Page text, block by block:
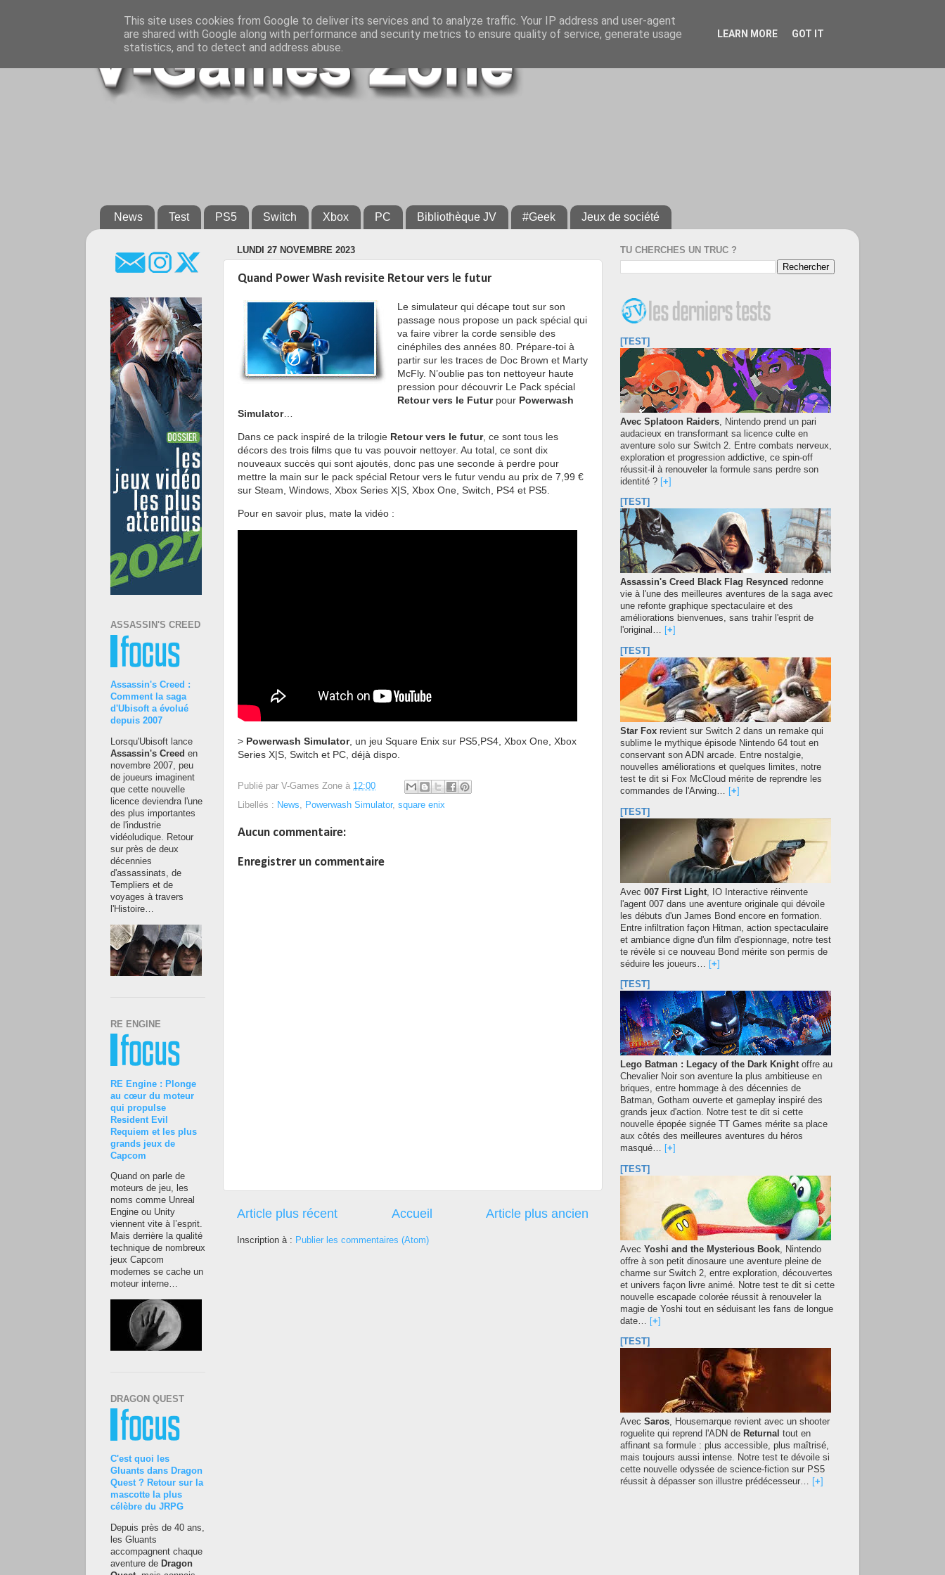
News Test PS5 Switch Xbox PC Bibliothèque JV #Geek Jeux de société
LUNDI 27 NOVEMBRE 2023
Quand Power Wash revisite Retour vers le futur
Le simulateur qui décape tout sur son
passage nous propose un pack spécial qui
va faire vibrer la corde sensible des
cinéphiles des années 80. Prépare-toi à
partir sur les traces de Doc Brown et Marty
McFly. N’oublie pas ton nettoyeur haute
pression pour découvrir Le Pack spécial
Retour vers le Futurpour Powerwash
Simulator…
Dans ce pack inspiré de la trilogie Retour vers le futur, ce sont tous les
décors des trois films que tu vas pouvoir nettoyer. Au total, ce sont dix
nouveaux succès qui sont ajoutés, donc pas une seconde à perdre pour
mettre la main sur le pack spécial Retour vers le futur vendu au prix de 7,99 €
sur Steam, Windows, Xbox Series X|S, Xbox One, Switch, PS4 et PS5.
Pour en savoir plus, mate la vidéo :
> Powerwash Simulator, un jeu Square Enix sur PS5,PS4, Xbox One, Xbox
Series X|S, Switch et PC, déjà dispo.
Publié par V-Games Zone à 12:00
Libellés : News, Powerwash Simulator, square enix
Aucun commentaire:
Enregistrer un commentaire
Article plus récent Article plus ancien
Accueil
Inscription à : Publier les commentaires (Atom)
ASSASSIN'S CREED
Assassin's Creed :
Comment la saga
d'Ubisoft a évolué
depuis 2007
Lorsqu'Ubisoft lance
Assassin's Creed en
novembre 2007, peu
de joueurs imaginent
que cette nouvelle
licence deviendra l'une
des plus importantes
de l'industrie
vidéoludique. Retour
sur près de deux
décennies
d'assassinats, de
Templiers et de
voyages à travers
l'Histoire…
RE ENGINE
RE Engine : Plonge
au cœur du moteur
qui propulse
Resident Evil
Requiem et les plus
grands jeux de
Capcom
Quand on parle de
moteurs de jeu, les
noms comme Unreal
Engine ou Unity
viennent vite à l’esprit.
Mais derrière la qualité
technique de nombreux
jeux Capcom
modernes se cache un
moteur interne…
DRAGON QUEST
C'est quoi les
Gluants dans Dragon
Quest ? Retour sur la
mascotte la plus
célèbre du JRPG
Depuis près de 40 ans,
les Gluants
accompagnent chaque
aventure de Dragon
TU CHERCHES UN TRUC ?
[TEST]
Avec Splatoon Raiders, Nintendo prend un pari
audacieux en transformant sa licence culte en
aventure solo sur Switch 2. Entre combats nerveux,
exploration et progression addictive, ce spin-off
réussit-il à renouveler la formule sans perdre son
identité ? [+]
[TEST]
Assassin's Creed Black Flag Resynced redonne
vie à l'une des meilleures aventures de la saga avec
une refonte graphique spectaculaire et des
améliorations bienvenues, sans trahir l'esprit de
l'original…
+
[TEST]
Star Fox revient sur Switch 2 dans un remake qui
sublime le mythique épisode Nintendo 64 tout en
conservant son ADN arcade. Entre nostalgie,
nouvelles améliorations et quelques limites, notre
test te dit si Fox McCloud mérite de reprendre les
commandes de l'Arwing…
+
[TEST]
Avec 007 First Light , IO Interactive réinvente
l'agent 007 dans une aventure originale qui dévoile
les débuts d'un James Bond encore en formation.
Entre infiltration façon Hitman, action spectaculaire
et ambiance digne d'un film d'espionnage, notre test
te révèle si ce nouveau Bond mérite son permis de
séduire les joueurs…
[+]
[TEST]
Lego Batman : Legacy of the Dark Knightoffre au
Chevalier Noir son aventure la plus ambitieuse en
briques, entre hommage à des décennies de
Batman, Gotham ouverte et gameplay inspiré des
grands jeux d'action. Notre test te dit si cette
nouvelle épopée signée TT Games mérite sa place
aux côtés des meilleures aventures du héros
masqué…
+
[TEST]
Avec Yoshi and the Mysterious Book, Nintendo
offre à son petit dinosaure une aventure pleine de
charme sur Switch 2, entre exploration, découvertes
et univers façon livre animé. Notre test te dit si cette
nouvelle escapade colorée réussit à renouveler la
magie de Yoshi tout en séduisant les fans de longue
date… [+]
[TEST]
Avec Saros, Housemarque revient avec un shooter
roguelite qui reprend l'ADN de Returnal tout en
affinant sa formule : plus accessible, plus maîtrisé,
mais toujours aussi intense. Notre test te dévoile si
cette nouvelle odyssée de science-fiction sur PS5
réussit à dépasser son illustre prédécesseur…
+
This site uses cookies from Google to deliver its services and to analyze traffic. Your IP address and user-agent
are shared with Google along with performance and security metrics to ensure quality of service, generate usage
statistics, and to detect and address abuse.
LEARN MORE GOT IT